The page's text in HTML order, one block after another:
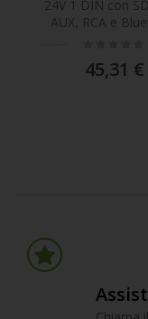
24V 1 DIN con
AUX, RCA e
45,31 €